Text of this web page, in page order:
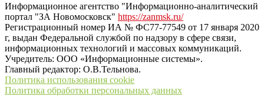
Информационное агентство "Информационно-аналитический
портал "ЗА Новомосковск" https://zanmsk.ru/
Регистрационный номер ИА № ФС77-77549 от 17 января 2020
г, выдан Федеральной службой по надзору в сфере связи,
информационных технологий и массовых коммуникаций.
Учредитель: ООО «Информационные системы».
Главный редактор: О.В.Тельнова.
Политика использования cookie
Политика обработки персональных данных